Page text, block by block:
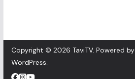
Copyright © 2026 TaviTV. Powered by
WordPress.